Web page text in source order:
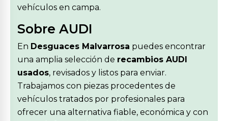
vehículos en campa.
Sobre AUDI
En Desguaces Malvarrosa puedes encontrar
una amplia selección de recambios AUDI
usados, revisados y listos para enviar.
Trabajamos con piezas procedentes de
vehículos tratados por profesionales para
ofrecer una alternativa fiable, económica y con